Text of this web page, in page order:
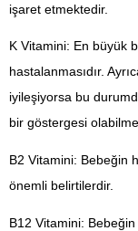
işaret etmektedir.
K Vitamini: En büyük
hastalanmasıdır.
iyileşiyorsa bu
bir göstergesi
B2 Vitamini: Bebeğin
önemli belirtilerdir.
B12 Vitamini: